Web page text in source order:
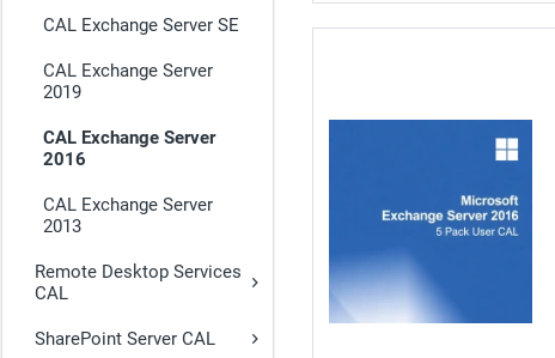
CAL Exchange Server SE
CAL Exchange Server
2019
CAL Exchange Server
2016
CAL Exchange Server
2013
Remote Desktop Services
CAL
SharePoint Server CAL